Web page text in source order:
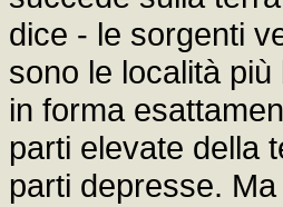
dice - le sorgenti
sono le località
in forma
parti elevate della
parti depresse.